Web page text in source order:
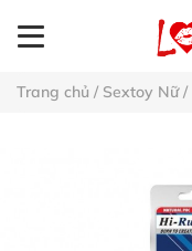
Trang chủ / Sextoy Nữ/